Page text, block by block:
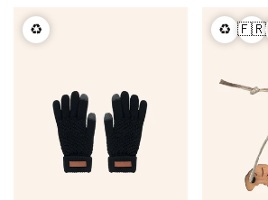
♻️ ♻️ 🇫🇷